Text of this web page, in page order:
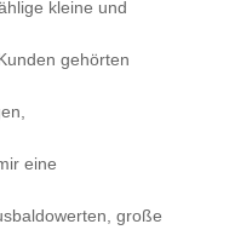
kleine und
gehörten
eine
große